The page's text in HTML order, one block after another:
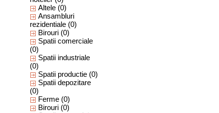
Altele (0)
Ansambluri
rezidentiale (0)
Birouri (0)
Spatii comerciale
(0)
Spatii industriale
(0)
Spatii productie (0)
Spatii depozitare
(0)
Ferme (0)
Birouri (0)